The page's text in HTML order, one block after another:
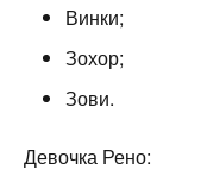
Винки;
Зохор;
Зови.
Девочка Рено: